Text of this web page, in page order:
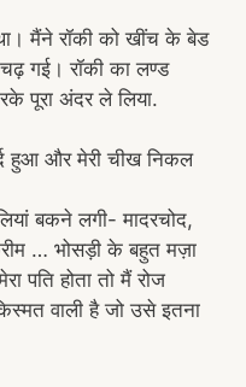
मैंने रॉकी को खींच के बेड
गई। रॉकी का लण्ड
पूरा अंदर ले लिया.
हुआ और मेरी चीख निकल
बकने लगी- मादरचोद,
… भोसड़ी के बहुत मज़ा
पति होता तो मैं रोज
वाली है जो उसे इतना